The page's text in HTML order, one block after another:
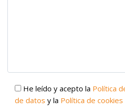
He leído y acepto la Política
de datos y la Política de cookies